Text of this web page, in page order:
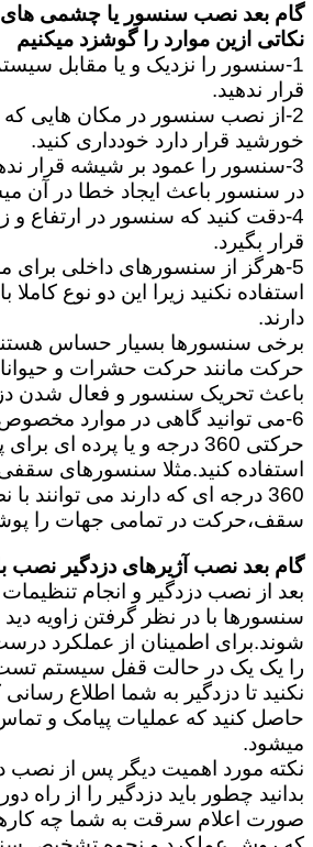
گام بعد نصب سنسور یا چشمی های
نکاتی ازین موارد را گوشزد میکنیم
1-سنسور را نزدیک و یا مقابل
قرار ندهید.
2-از نصب سنسور در مکان هایی که
خورشید قرار دارد خودداری کنید.
3-سنسور را عمود بر شیشه قرار
در سنسور باعث ایجاد خطا در آن
4-دقت کنید که سنسور در ارتفاع و
قرار بگیرد.
5-هرگز از سنسورهای داخلی برای
استفاده نکنید زیرا این دو نوع کاملا
دارند.
برخی سنسورها بسیار حساس
حرکت مانند حرکت حشرات و
باعث تحریک سنسور و فعال شدن
6-می توانید گاهی در موارد
حرکتی 360 درجه و یا پرده
استفاده کنید.مثلا سنسورهای
360 درجه ای که دارند می
سقف،حرکت در تمامی جهات را
گام بعد نصب آژیرهای دزدگیر نصب
بعد از نصب دزدگیر و انجام تنظیمات
سنسورها با در نظر گرفتن زاویه
شوند.برای اطمینان از عملکرد
را یک یک در حالت قفل سیستم تست
نکنید تا دزدگیر به شما اطلاع
حاصل کنید که عملیات پیامک و
میشود.
نکته مورد اهمیت دیگر پس از نصب
بدانید چطور باید دزدگیر را از راه
صورت اعلام سرقت به شما چه